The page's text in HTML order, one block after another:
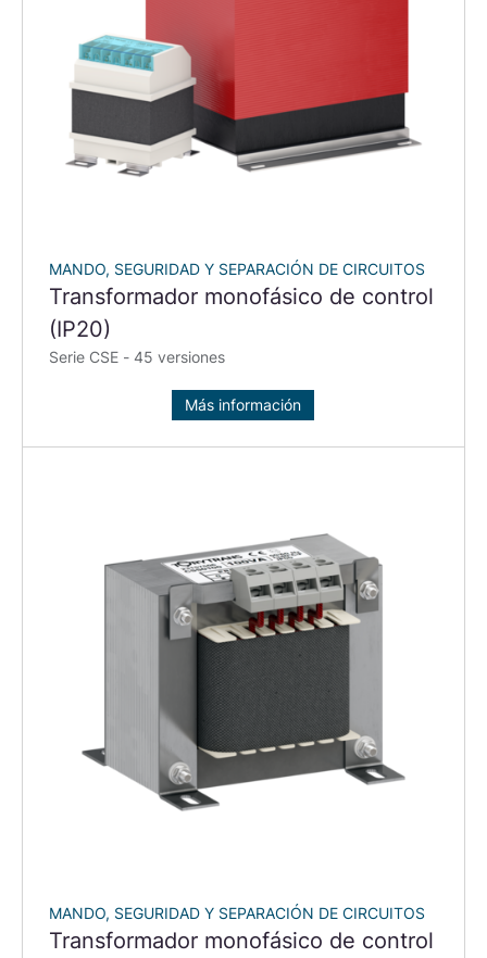
MANDO, SEGURIDAD Y SEPARACIÓN DE CIRCUITOS
Transformador monofásico de control
(IP20)
Serie CSE - 45 versiones
Más información
MANDO, SEGURIDAD Y SEPARACIÓN DE CIRCUITOS
Transformador monofásico de control